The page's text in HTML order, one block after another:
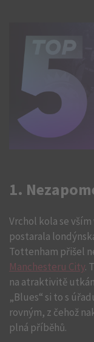
1.
Vrchol kola se vším
postarala
Tottenham přišel
Manchesteru City.
na atraktivitě
„Blues“ si to s
rovným, z čehož
plná příběhů.